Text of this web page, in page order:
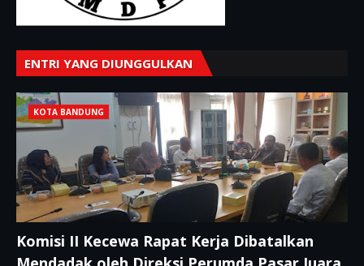
ENTRI YANG DIUNGGULKAN
KOTA BANDUNG
Komisi II Kecewa Rapat Kerja Dibatalkan